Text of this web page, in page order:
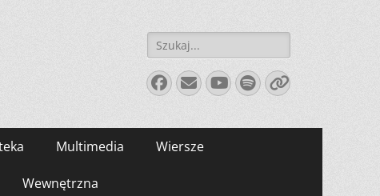
Szukaj:
Facebook
E-
mail
YouTube
Spotify
Link
Multimedia Wiersze
Wewnętrzna